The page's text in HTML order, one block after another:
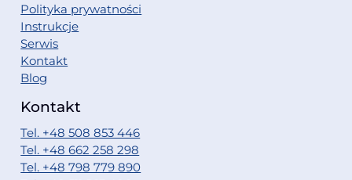
Polityka prywatności
Instrukcje
Serwis
Kontakt
Blog
Kontakt
Tel. +48 508 853 446
Tel. +48 662 258 298
Tel. +48 798 779 890